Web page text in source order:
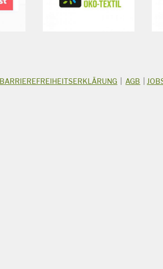
BARRIEREFREIHEITSERKLÄRUNG AGB